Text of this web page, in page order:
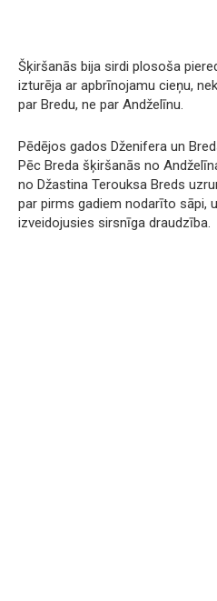
Šķiršanās bija sirdi plosoša
izturēja ar apbrīnojamu cieņu,
par Bredu, ne par Andželīnu.
Pēdējos gados Dženifera un
Pēc Breda šķiršanās no
no Džastina Terouksa Breds
par pirms gadiem nodarīto sāpi,
izveidojusies sirsnīga draudzība.